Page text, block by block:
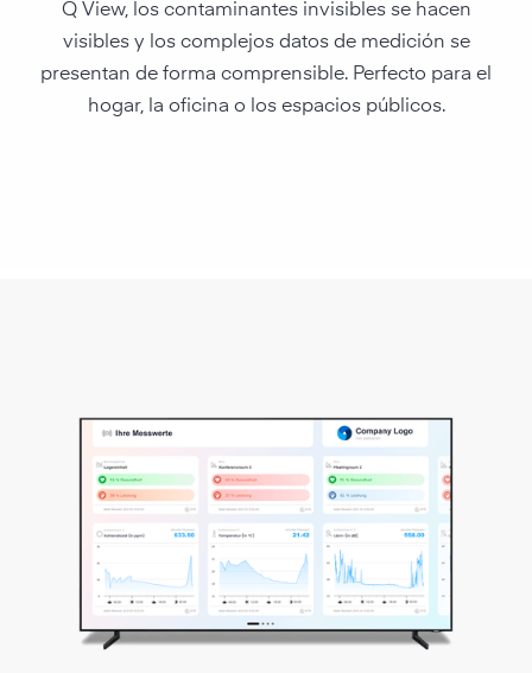
Q View, los contaminantes invisibles se hacen
visibles y los complejos datos de medición se
presentan de forma comprensible. Perfecto para el
hogar, la oficina o los espacios públicos.